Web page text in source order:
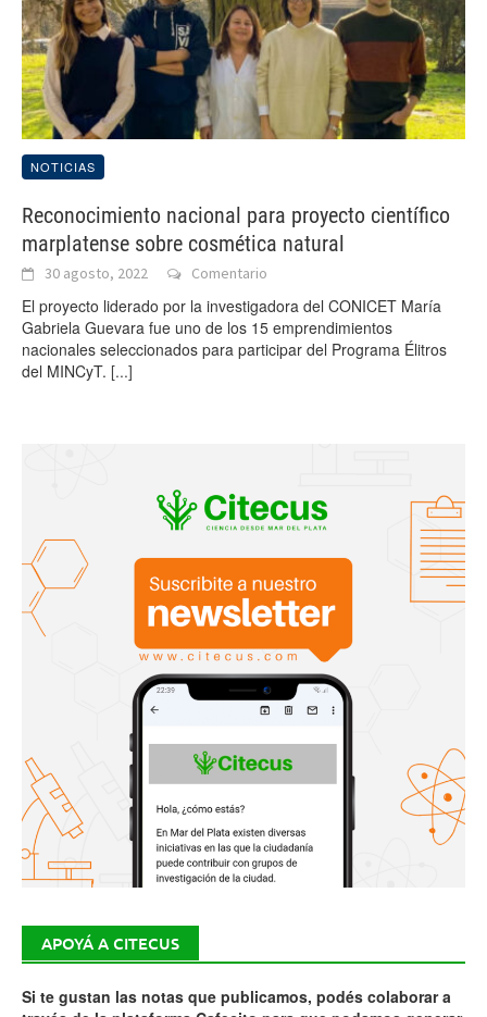
NOTICIAS
Reconocimiento nacional para proyecto científico
marplatense sobre cosmética natural
30 agosto, 2022 Comentario
El proyecto liderado por la investigadora del CONICET María
Gabriela Guevara fue uno de los 15 emprendimientos
nacionales seleccionados para participar del Programa Élitros
del MINCyT. [...]
APOYÁ A CITECUS
Si te gustan las notas que publicamos, podés colaborar a